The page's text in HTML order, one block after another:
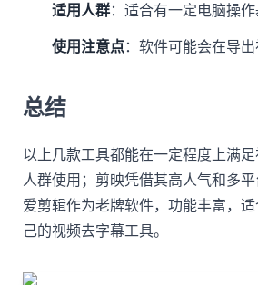
适用人群：适合有一定电脑操
使用注意点：软件可能会在导
总结
以上几款工具都能在一定程度上满
人群使用；剪映凭借其高人气和多
爱剪辑作为老牌软件，功能丰富，
己的视频去字幕工具。